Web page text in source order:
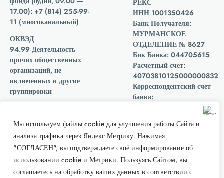
Мы используем файлы cookie для улучшения работы Сайта и
анализа трафика через Яндекс.Метрику. Нажимая
"СОГЛАСЕН", вы подтверждаете своё информирование об
использовании cookie и Метрики. Пользуясь Сайтом, вы
соглашаетесь на обработку ваших данных в соответствии с
17.00): +7 (814) 255-99-
11 (многоканальный)
ОКВЭД
94.99 Деятельность
прочих общественных
организаций, не
включенных в другие
группировки
прозрачности
Благотворительного
собрания «Все вместе»
Мы есть в каталоге
проверенных фондов на
РЕКС
ИНН 1001350426
Банк Получателя:
МУРМАНСКОЕ
ОТДЕЛЕНИЕ № 8627
Бик Банка: 044705615
Расчетный счет:
40703810125000000832
Корреспондентский счет
банка:
30101810300000000615
ОГРН 1201000006910